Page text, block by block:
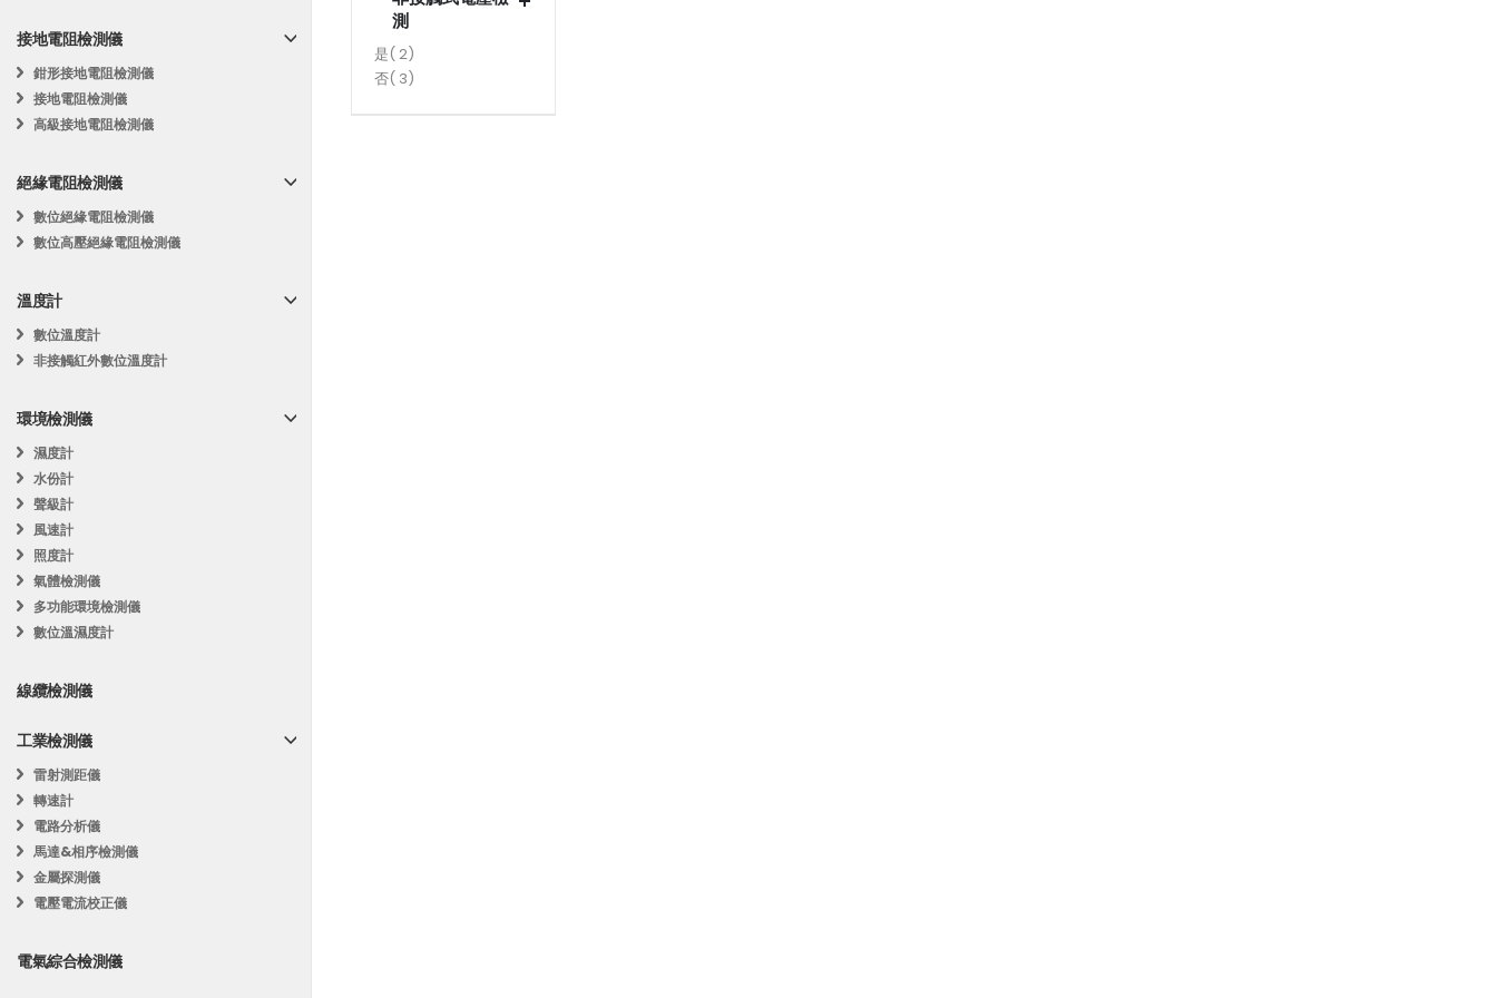
測
是 2商
品
否 3商
接地電阻檢測儀
鉗形接地電阻檢測儀
接地電阻檢測儀
高級接地電阻檢測儀
絕緣電阻檢測儀
數位絕緣電阻檢測儀
數位高壓絕緣電阻檢測儀
溫度計
數位溫度計
非接觸紅外數位溫度計
環境檢測儀
濕度計
水份計
聲級計
風速計
照度計
氣體檢測儀
多功能環境檢測儀
數位溫濕度計
線纜檢測儀
工業檢測儀
雷射測距儀
轉速計
電路分析儀
馬達&相序檢測儀
金屬探測儀
電壓電流校正儀
電氣綜合檢測儀